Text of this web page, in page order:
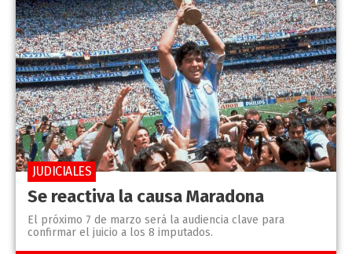
Se reactiva la causa Maradona
El próximo 7 de marzo será la audiencia clave para
confirmar el juicio a los 8 imputados.
JUDICIALES